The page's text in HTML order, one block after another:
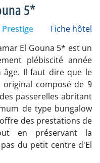
5*
Prestige
Fiche hôtel
El Gouna 5* est un
plébiscité année
âge. Il faut dire que le
composé de 9
passerelles abritant
de type bungalow
des prestations de
en préservant la
du petit centre d'El